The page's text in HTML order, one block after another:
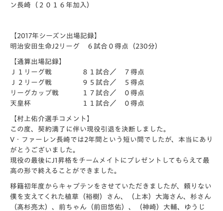
ン長崎（２０１６年加入）
【2017年シーズン出場記録】
明治安田生命J2リーグ ６試合０得点（230分）
【通算出場記録】
Ｊ１リーグ戦 ８１試合／ ７得点
Ｊ２リーグ戦 ９５試合／ ５得点
リーグカップ戦 １７試合／ ０得点
天皇杯 １１試合／ ０得点
【村上佑介選手コメント】
この度、契約満了に伴い現役引退を決断しました。
V・ファーレン長崎では2年間という短い間でしたが、本当にあり
がとうございました。
現役の最後にJ1昇格をチームメイトにプレゼントしてもらえて最
高の形で終えることができました。
移籍初年度からキャプテンをさせていただきましたが、頼りない
僕を支えてくれた植草（裕樹）さん、（上本）大海さん、杉さん
（髙杉亮太）、前ちゃん（前田悠佑）、（神崎）大輔、ゆうじ